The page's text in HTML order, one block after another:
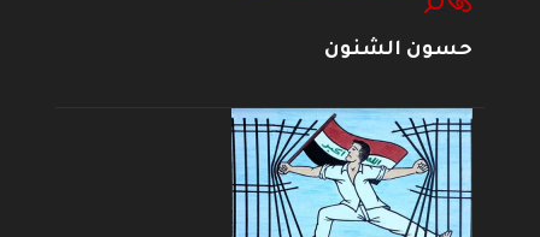
حسون الشنون